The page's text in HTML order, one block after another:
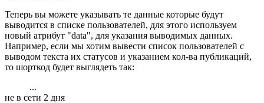
Теперь вы можете указывать те данные которые будут
выводится в списке пользователей, для этого используем
новый атрибут "data", для указания выводимых данных.
Например, если мы хотим вывести список пользователей с
выводом текста их статусов и указанием кол-ва публикаций,
то шорткод будет выглядеть так:
...
не в сети 2 дня